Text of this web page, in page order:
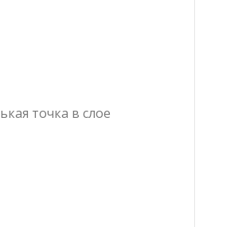
точка в слое